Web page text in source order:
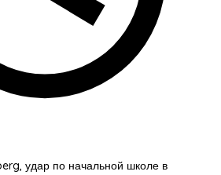
удар по начальной школе в